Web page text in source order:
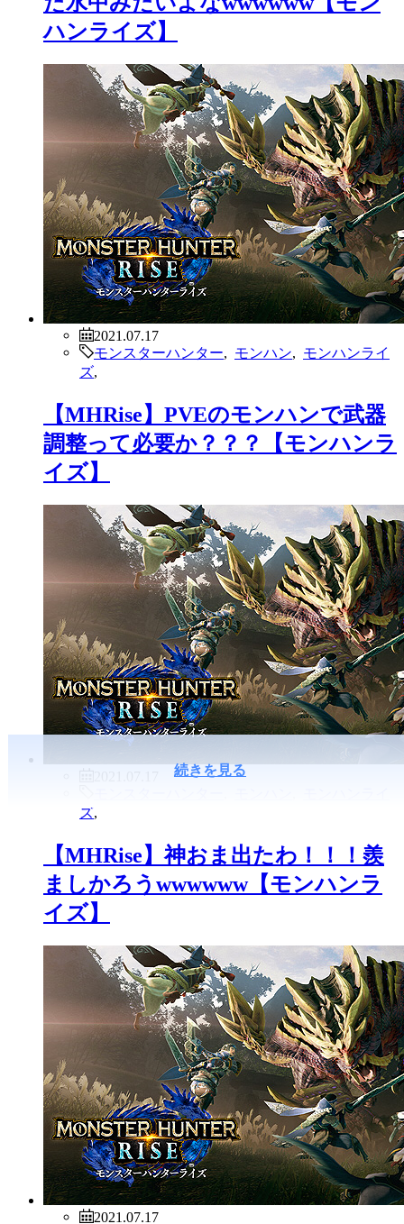
続きを見る
ハンライズ】
2021.07.17
モンスターハンター
モンハン
モンハンライ
ズ
【MHRise】PVEのモンハンで武器
調整って必要か？？？【モンハンラ
イズ】
ズ
【MHRise】神おま出たわ！！！羨
ましかろうwwwwww【モンハンラ
イズ】
2021.07.17